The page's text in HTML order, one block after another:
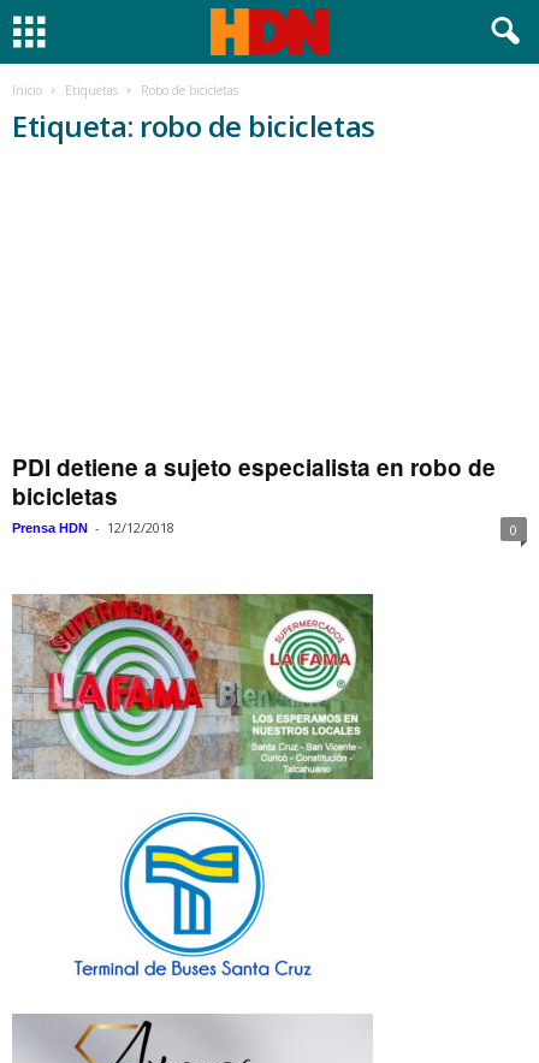
Inicio Etiquetas Robo de bicicletas
Etiqueta: robo de bicicletas
PDI detiene a sujeto especialista en robo de
bicicletas
Prensa HDN - 12/12/2018 0